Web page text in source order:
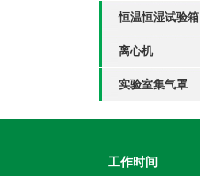
恒温恒湿试验箱
离心机
实验室集气罩
工作时间